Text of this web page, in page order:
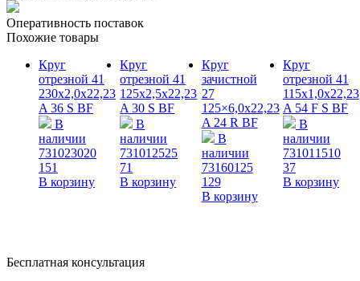
Оперативность поставок
Похожие товары
Круг
отрезной 41
230х2,0х22,23
A 36 S BF
В
наличии
731023020
151
В корзину
Круг
отрезной 41
125х2,5х22,23
A 30 S BF
В
наличии
731012525
71
В корзину
Круг
зачистной
27
125×6,0x22,23
A 24 R BF
В
наличии
73160125
129
В корзину
Круг
отрезной 41
115х1,0х22,23
A 54 F S BF
В
наличии
731011510
37
В корзину
Бесплатная консультация